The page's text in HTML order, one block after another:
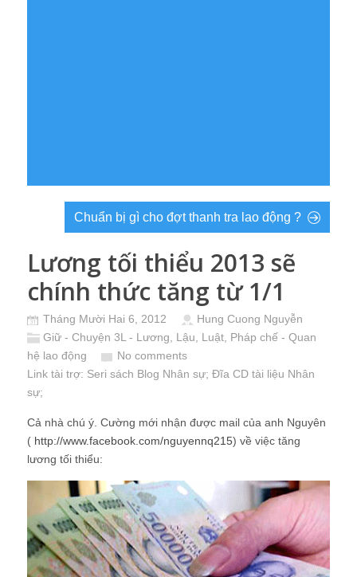
Chuẩn bị gì cho đợt thanh tra lao động ?
Lương tối thiểu 2013 sẽ
chính thức tăng từ 1/1
Tháng Mười Hai 6, 2012
Hung Cuong Nguyễn
Giữ - Chuyện 3L - Lương, Lậu, Luật Pháp chế - Quan
hệ lao động
No comments
Link tài trợ: Seri sách Blog Nhân sự; Đĩa CD tài liệu Nhân
sự;
Cả nhà chú ý. Cường mới nhận được mail của anh Nguyên
( http://www.facebook.com/nguyennq215) về việc tăng
lương tối thiểu: